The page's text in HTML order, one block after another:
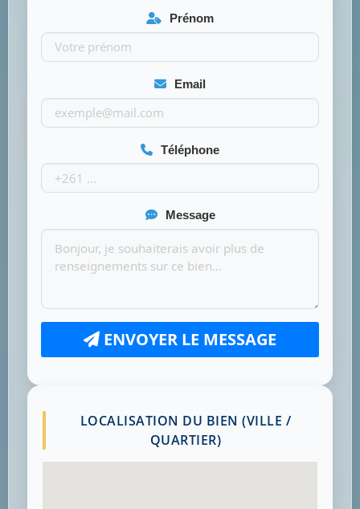
Prénom
Email
Téléphone
Message
ENVOYER LE MESSAGE
LOCALISATION DU BIEN (VILLE /
QUARTIER)